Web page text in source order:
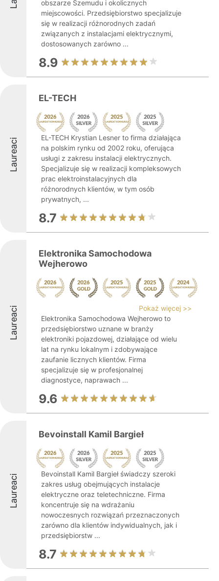
obszarze Szemudu i okolicznych
miejscowości. Przedsiębiorstwo specjalizuje
się w realizacji różnorodnych zadań
związanych z instalacjami elektrycznymi,
dostosowanych zarówno ...
8.9
Laureaci
EL-TECH
EL-TECH Krystian Lesner to firma działająca
na polskim rynku od 2002 roku, oferująca
usługi z zakresu instalacji elektrycznych.
Specjalizuje się w realizacji kompleksowych
prac elektroinstalacyjnych dla
różnorodnych klientów, w tym osób
prywatnych, ...
8.7
Laureaci
Elektronika Samochodowa
Wejherowo
Pokaż więcej >>
Elektronika Samochodowa Wejherowo to
przedsiębiorstwo uznane w branży
elektroniki pojazdowej, działające od wielu
lat na rynku lokalnym i zdobywające
zaufanie licznych klientów. Firma
specjalizuje się w profesjonalnej
diagnostyce, naprawach ...
9.6
Laureaci
Bevoinstall Kamil Bargieł
Bevoinstall Kamil Bargieł świadczy szeroki
zakres usług obejmujących instalacje
elektryczne oraz teletechniczne. Firma
koncentruje się na wdrażaniu
nowoczesnych rozwiązań przeznaczonych
zarówno dla klientów indywidualnych, jak i
przedsiębiorstw ...
8.7